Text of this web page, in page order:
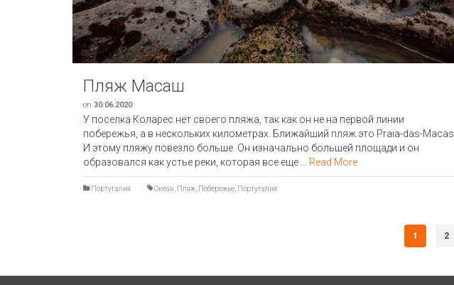
Пляж Масаш
on 30.06.2020
У поселка Коларес нет своего пляжа, так как он не на первой линии
побережья, а в нескольких километрах. Ближайший пляж это Praia-das-Macas.
И этому пляжу повезло больше. Он изначально большей площади и он
образовался как устье реки, которая все еще … Read More
Португалия Океан Пляж Побережье Португалия
1 2